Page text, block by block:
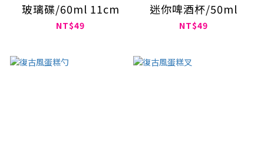
玻璃碟/60ml 11cm
NT$49
迷你啤酒杯/50ml
NT$49